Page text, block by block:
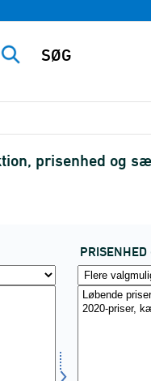
prisenhed og
PRISENHED